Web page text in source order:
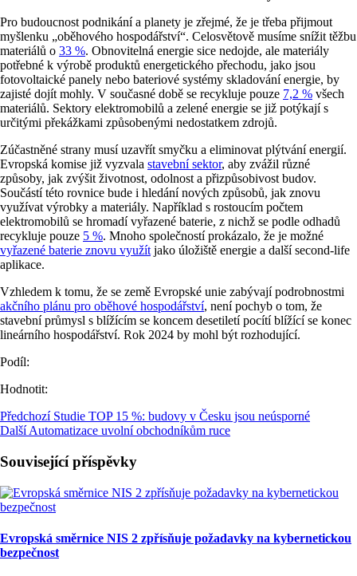
Pro budoucnost podnikání a planety je zřejmé, že je třeba přijmout
myšlenku „oběhového hospodářství“. Celosvětově musíme snížit těžbu
materiálů o 33 %. Obnovitelná energie sice nedojde, ale materiály
potřebné k výrobě produktů energetického přechodu, jako jsou
fotovoltaické panely nebo bateriové systémy skladování energie, by
zajisté dojít mohly. V současné době se recykluje pouze 7,2 % všech
materiálů. Sektory elektromobilů a zelené energie se již potýkají s
určitými překážkami způsobenými nedostatkem zdrojů.
Zúčastněné strany musí uzavřít smyčku a eliminovat plýtvání energií.
Evropská komise již vyzvala stavební sektor, aby zvážil různé
způsoby, jak zvýšit životnost, odolnost a přizpůsobivost budov.
Součástí této rovnice bude i hledání nových způsobů, jak znovu
využívat výrobky a materiály. Například s rostoucím počtem
elektromobilů se hromadí vyřazené baterie, z nichž se podle odhadů
recykluje pouze 5 %. Mnoho společností prokázalo, že je možné
vyřazené baterie znovu využít jako úložiště energie a další second-life
aplikace.
Vzhledem k tomu, že se země Evropské unie zabývají podrobnostmi
akčního plánu pro oběhové hospodářství, není pochyb o tom, že
stavební průmysl s blížícím se koncem desetiletí pocítí blížící se konec
lineárního hospodářství. Rok 2024 by mohl být rozhodující.
Podíl:
Hodnotit:
Předchozí Studie TOP 15 %: budovy v Česku jsou neúsporné
Další Automatizace uvolní obchodníkům ruce
Související příspěvky
Evropská směrnice NIS 2 zpřísňuje požadavky na kybernetickou
bezpečnost